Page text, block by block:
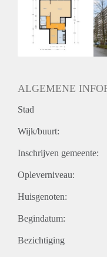
ALGEMENE
Stad
Wijk/buurt:
Inschrijven gemeente:
Opleverniveau:
Huisgenoten:
Begindatum:
Bezichtiging